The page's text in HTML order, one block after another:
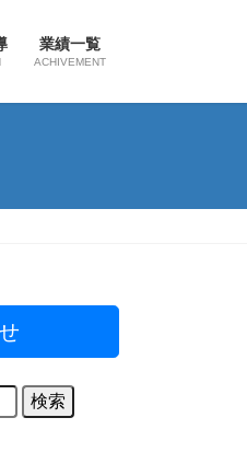
業績一覧
ACHIVEMENT